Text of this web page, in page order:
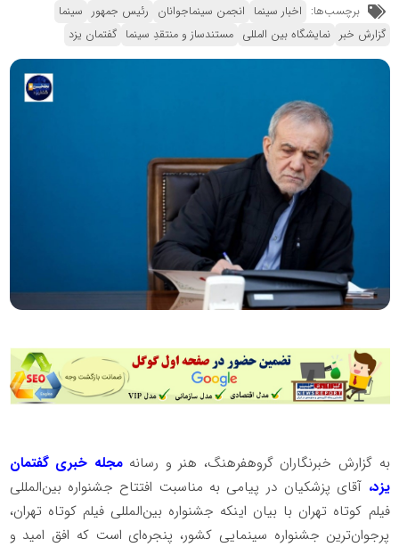
برچسب‌ها: اخبار سینما انجمن سینماجوانان رئیس جمهور سینما
گزارش خبر نمایشگاه بین المللی مستندساز و منتقدِ سینما گفتمان یزد
به گزارش خبرنگاران گروهفرهنگ، هنر و رسانهمجله خبری گفتمان
یزد، آقای پزشکیان در پیامی به مناسبت افتتاح جشنواره بین‌المللی
فیلم کوتاه تهران با بیان اینکه جشنواره بین‌المللی فیلم کوتاه تهران،
پرجوان‌ترین جشنواره سینمایی کشور، پنجره‌ای است که افق امید و